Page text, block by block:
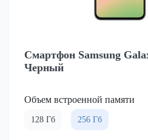
Смартфон Samsung
Черный
Объем встроенной памяти
128 Гб 256 Гб